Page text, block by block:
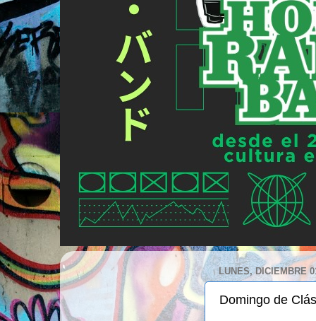
LUNES, DICIEMBRE
Domingo de